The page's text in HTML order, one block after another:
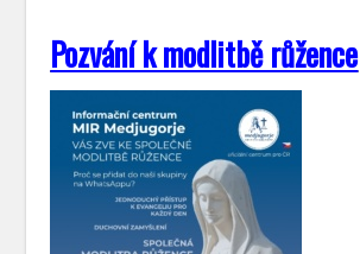
Pozvání k modlitbě růžence